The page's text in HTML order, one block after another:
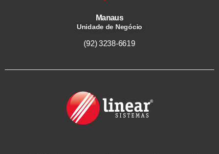
Manaus
Unidade de Negócio
(92) 3238-6619